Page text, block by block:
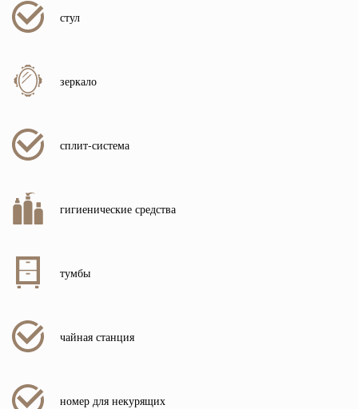
стул
зеркало
сплит-система
гигиенические средства
тумбы
чайная станция
номер для некурящих